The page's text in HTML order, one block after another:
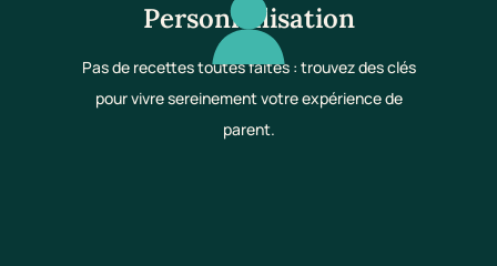
Personnalisation
Pas de recettes toutes faites : trouvez des clés
pour vivre sereinement votre expérience de
parent.